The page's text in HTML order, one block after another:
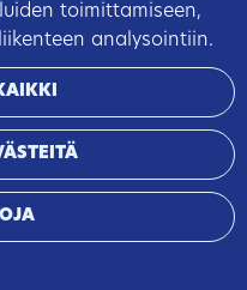
toimittamiseen,
analysointiin.